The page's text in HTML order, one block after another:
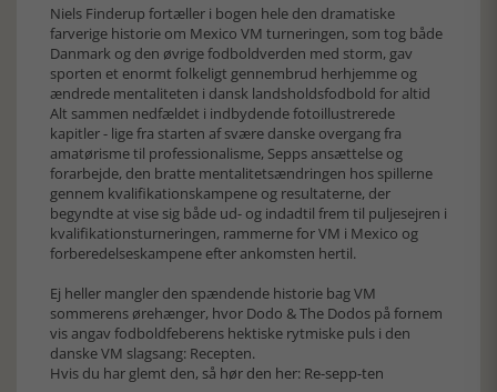
Niels Finderup fortæller i bogen hele den dramatiske
farverige historie om Mexico VM turneringen, som tog både
Danmark og den øvrige fodboldverden med storm, gav
sporten et enormt folkeligt gennembrud herhjemme og
ændrede mentaliteten i dansk landsholdsfodbold for altid
Alt sammen nedfældet i indbydende fotoillustrerede
kapitler - lige fra starten af svære danske overgang fra
amatørisme til professionalisme, Sepps ansættelse og
forarbejde, den bratte mentalitetsændringen hos spillerne
gennem kvalifikationskampene og resultaterne, der
begyndte at vise sig både ud- og indadtil frem til puljesejren i
kvalifikationsturneringen, rammerne for VM i Mexico og
forberedelseskampene efter ankomsten hertil.
Ej heller mangler den spændende historie bag VM
sommerens ørehænger, hvor Dodo & The Dodos på fornem
vis angav fodboldfeberens hektiske rytmiske puls i den
danske VM slagsang: Recepten.
Hvis du har glemt den, så hør den her: Re-sepp-ten